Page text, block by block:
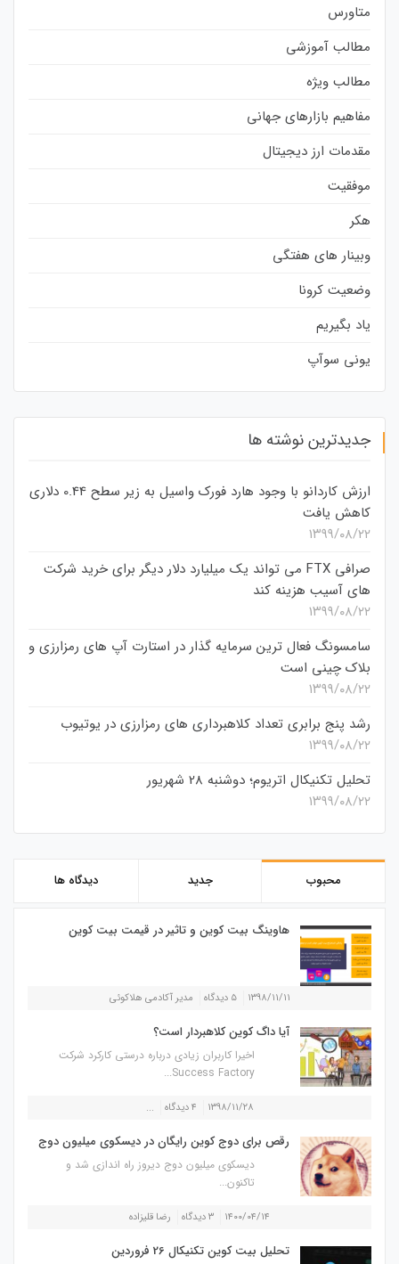
متاورس
مطالب آموزشی
مطالب ویژه
مفاهیم بازارهای جهانی
مقدمات ارز دیجیتال
موفقیت
هکر
وبینار های هفتگی
وضعیت کرونا
یاد بگیریم
یونی سوآپ
جدیدترین نوشته ها
ارزش کاردانو با وجود هارد فورک واسیل به زیر سطح 0.44 دلاری
کاهش یافت
۱۳۹۹/۰۸/۲۲
صرافی FTX می تواند یک میلیارد دلار دیگر برای خرید شرکت
های آسیب هزینه کند
۱۳۹۹/۰۸/۲۲
سامسونگ فعال‌ ترین سرمایه‌ گذار در استارت‌ آپ‌ های رمزارزی و
بلاک چینی است
۱۳۹۹/۰۸/۲۲
رشد پنج برابری تعداد کلاهبرداری های رمزارزی در یوتیوب
۱۳۹۹/۰۸/۲۲
تحلیل تکنیکال اتریوم؛ دوشنبه 28 شهریور
۱۳۹۹/۰۸/۲۲
محبوب جدید دیدگاه ها
هاوینگ بیت کوین و تاثیر در قیمت بیت کوین
۱۳۹۸/۱۱/۱۱ ۵ دیدگاه مدیر آکادمی هلاکوئی
آیا داگ کوین کلاهبردار است؟
اخیرا کاربران زیادی درباره درستی کارکرد شرکت
Success Factory...
۱۳۹۸/۱۱/۲۸ ۴ دیدگاه ...
رقص برای دوج کوین رایگان در دیسکوی میلیون دوج
دیسکوی میلیون دوج دیروز راه اندازی شد و
تاکنون...
۱۴۰۰/۰۴/۱۴ ۳ دیدگاه رضا قلیزاده
تحلیل بیت کوین تکنیکال 26 فروردین